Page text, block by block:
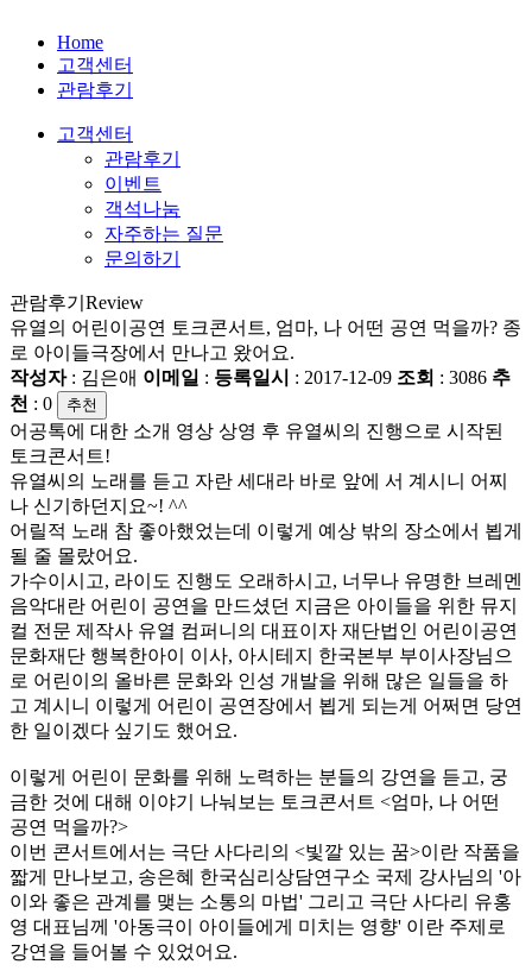
Home
고객센터
관람후기
고객센터
관람후기
이벤트
객석나눔
자주하는 질문
문의하기
관람후기 Review
유열의 어린이공연 토크콘서트, 엄마, 나 어떤 공연 먹을까? 종
로 아이들극장에서 만나고 왔어요.
작성자: 김은애 이메일 : 등록일시 : 2017-12-09 조회 : 3086 추
천 : 0 추천
어공톡에 대한 소개 영상 상영 후 유열씨의 진행으로 시작된
토크콘서트!
​유열씨의 노래를 듣고 자란 세대라 바로 앞에 서 계시니 어찌
나 신기하던지요~! ^^
어릴적 노래 참 좋아했었는데 이렇게 예상 밖의 장소에서 뵙게
될 줄 몰랐어요.
가수이시고, 라이도 진행도 오래하시고, 너무나 유명한 브레멘
음악대란 어린이 공연을 만드셨던 지금은 아이들을 위한 뮤지
컬 전문 제작사 유열 컴퍼니의 대표이자 재단법인 어린이공연
문화재단 행복한아이 이사, 아시테지 한국본부 부이사장님으
로 어린이의 올바른 문화와 인성 개발을 위해 많은 일들을 하
고 계시니 이렇게 어린이 공연장에서 뵙게 되는게 어쩌면 당연
한 일이겠다 싶기도 했어요.
이렇게 어린이 문화를 위해 노력하는 분들의 강연을 듣고, 궁
금한 것에 대해 이야기 나눠보는 토크콘서트 <엄마, 나 어떤
공연 먹을까?>
이번 콘서트에서는 극단 사다리의 <빛깔 있는 꿈>이란 작품을
짧게 만나보고, 송은혜 한국심리상담연구소 국제 강사님의 '아
이와 좋은 관계를 맺는 소통의 마법' 그리고 극단 사다리 유홍
영 대표님께 '아동극이 아이들에게 미치는 영향' 이란 주제로
강연을 들어볼 수 있었어요.